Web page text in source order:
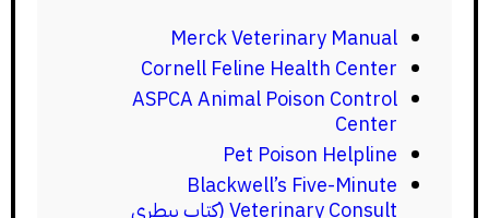
Merck Veterinary Manual
Cornell Feline Health Center
ASPCA Animal Poison Control
Center
Pet Poison Helpline
Blackwell’s Five-Minute
Veterinary Consult (كتاب بيطري